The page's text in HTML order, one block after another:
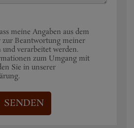
meine Angaben aus dem
Beantwortung meiner
verarbeitet werden.
zum Umgang mit
Sie in unserer
SENDEN